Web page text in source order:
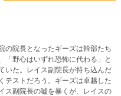
の院長となったギーズは幹部たち
「野心はいずれ恐怖に代わる」と
いた。レイス副院長が持ち込んだ
テストだろう。ギーズは卓越した
ス副院長の嘘を暴くが、レイスの